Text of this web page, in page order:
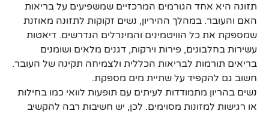
תזונה היא אחד הגורמים המרכזיים שמשפיעים על בריאות
האם והעובר. במהלך ההיריון, נשים זקוקות לתזונה מאוזנת
שמספקת את כל הוויטמינים והמינרלים הנדרשים. דיאטות
עשירות בחלבונים, פירות וירקות, דגנים מלאים ושומנים
בריאים תורמות לבריאות הכללית ולצמיחה תקינה של העובר.
חשוב גם להקפיד על שתיית מים מספקת.
נשים בהריון מתמודדות לעיתים עם תופעות לוואי כמו בחילות
או רגישות למזונות מסוימים. לכן, יש חשיבות רבה להקשיב